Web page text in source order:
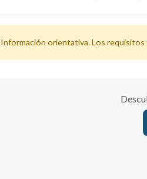
Información orientativa. Los requisitos